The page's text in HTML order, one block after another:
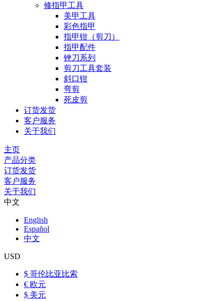
修指甲工具
美甲工具
彩色指甲
指甲钳（剪刀）
指甲配件
锉刀系列
剪刀工具套装
斜口钳
弯剪
死皮剪
订货发货
客户服务
关于我们
主页
产品分类
订货发货
客户服务
关于我们
中文
English
Español
中文
USD
$ 哥伦比亚比索
€ 欧元
$ 美元